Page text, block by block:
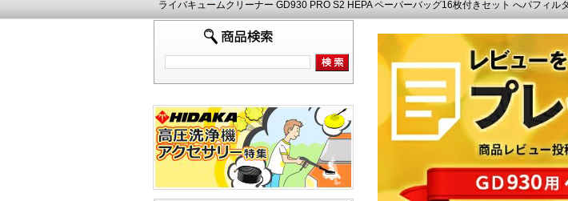
ライバキュームクリーナー GD930 PRO S2 HEPA ペーパーバッグ16枚付きセット へパフィル